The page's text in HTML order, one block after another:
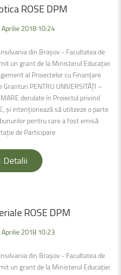
ROSEDPM
2018 10:24
din Brașov - Facultatea de
un grant de la Ministerul Educației
al Proiectelor cu Finanțare
PENTRU UNIVERSITĂȚI –
derulate în Proiectul privind
şi intenţionează să utilizeze o parte
pentru care a fost emisă
de Participare
Detalii
ROSEDPM
2018 10:23
din Brașov - Facultatea de
un grant de la Ministerul Educației